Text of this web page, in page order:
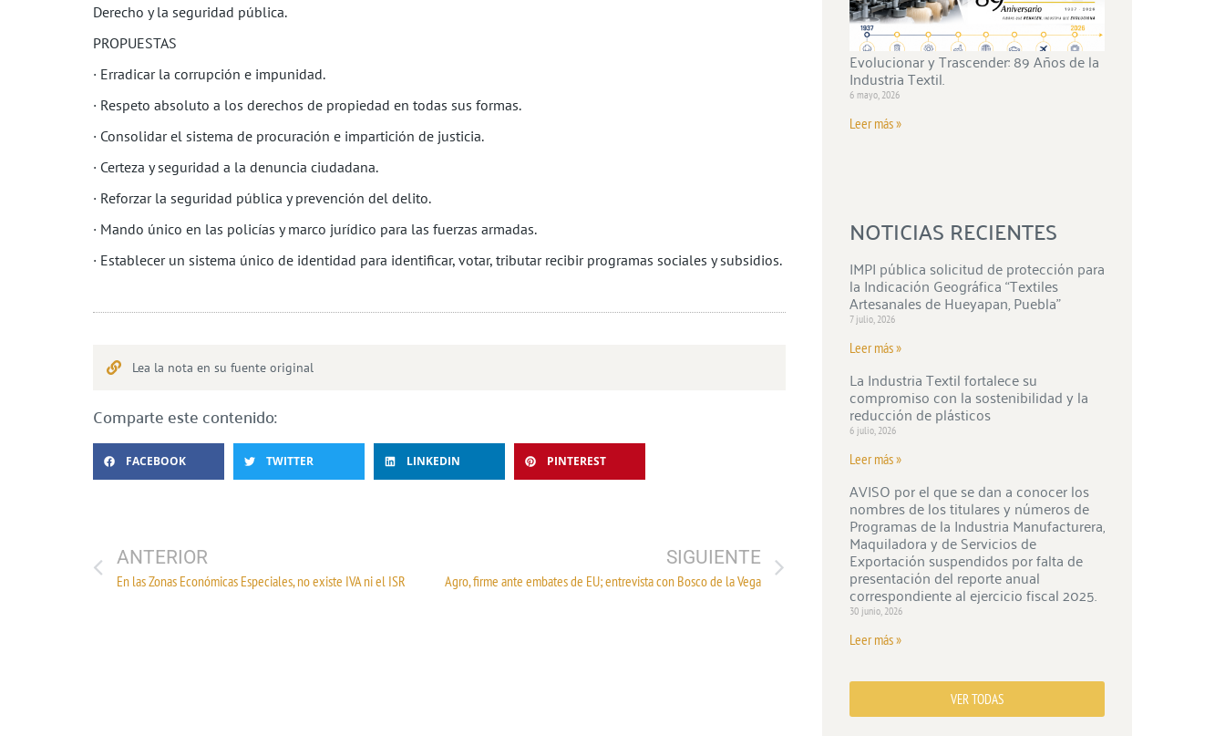
Derecho y la seguridad pública.
PROPUESTAS
· Erradicar la corrupción e impunidad.
· Respeto absoluto a los derechos de propiedad en todas sus formas.
· Consolidar el sistema de procuración e impartición de justicia.
· Certeza y seguridad a la denuncia ciudadana.
· Reforzar la seguridad pública y prevención del delito.
· Mando único en las policías y marco jurídico para las fuerzas armadas.
· Establecer un sistema único de identidad para identificar, votar, tributar recibir programas sociales y subsidios.
Lea la nota en su fuente original
Comparte este contenido:
FACEBOOK TWITTER LINKEDIN PINTEREST
ANTERIOR
En las Zonas Económicas Especiales, no existe IVA ni el ISR
SIGUIENTE
Agro, firme ante embates de EU; entrevista con Bosco de la Vega
Evolucionar y Trascender: 89 Años de la
Industria Textil.
6 mayo, 2026
Leer más »
NOTICIAS RECIENTES
IMPI pública solicitud de protección para
la Indicación Geográfica “Textiles
Artesanales de Hueyapan, Puebla”
7 julio, 2026
Leer más »
La Industria Textil fortalece su
compromiso con la sostenibilidad y la
reducción de plásticos
6 julio, 2026
Leer más »
AVISO por el que se dan a conocer los
nombres de los titulares y números de
Programas de la Industria Manufacturera,
Maquiladora y de Servicios de
Exportación suspendidos por falta de
presentación del reporte anual
correspondiente al ejercicio fiscal 2025.
30 junio, 2026
Leer más »
VER TODAS